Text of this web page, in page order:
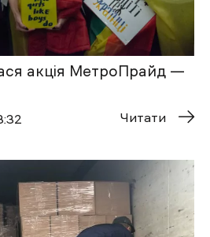
акція МетроПрайд —
Читати